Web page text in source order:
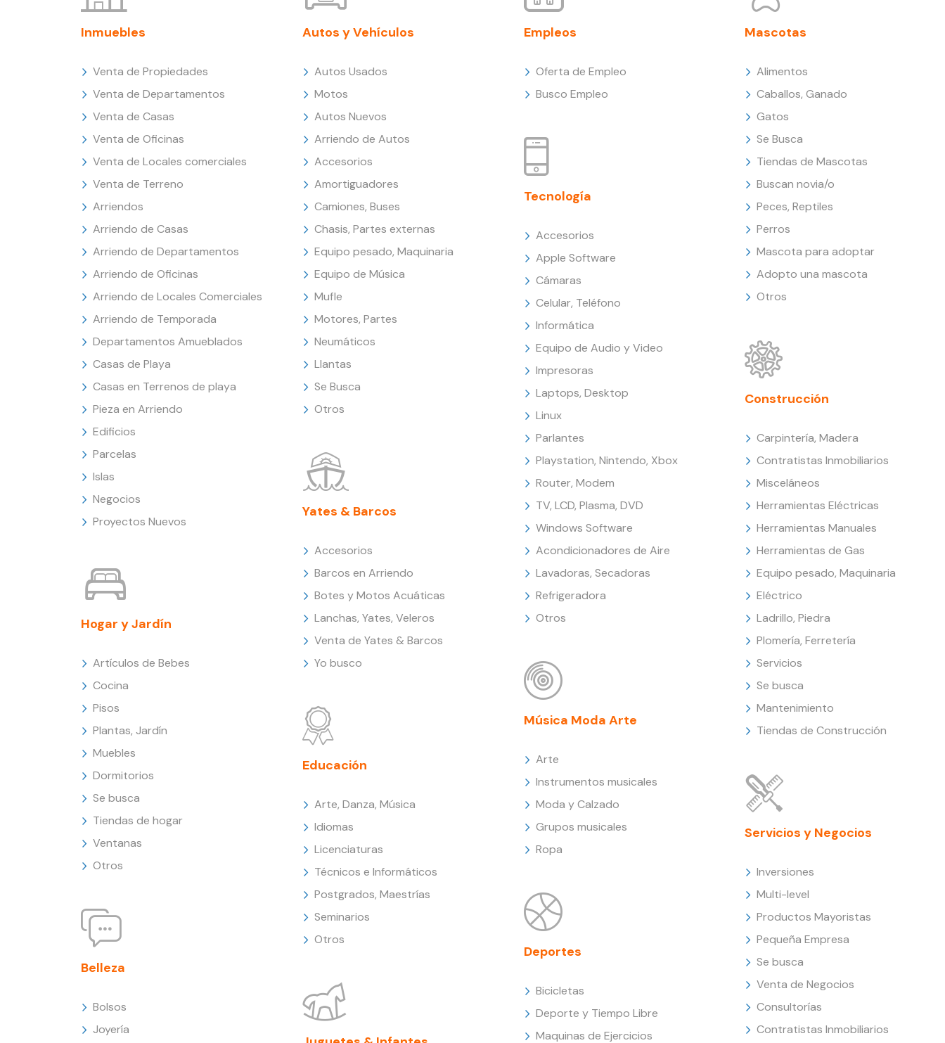
Inmuebles
Venta de Propiedades
Venta de Departamentos
Venta de Casas
Venta de Oficinas
Venta de Locales comerciales
Venta de Terreno
Arriendos
Arriendo de Casas
Arriendo de Departamentos
Arriendo de Oficinas
Arriendo de Locales Comerciales
Arriendo de Temporada
Departamentos Amueblados
Casas de Playa
Casas en Terrenos de playa
Pieza en Arriendo
Edificios
Parcelas
Islas
Negocios
Proyectos Nuevos
Hogar y Jardín
Artículos de Bebes
Cocina
Pisos
Plantas, Jardín
Muebles
Dormitorios
Se busca
Tiendas de hogar
Ventanas
Otros
Belleza
Bolsos
Joyería
Autos y Vehículos
Autos Usados
Motos
Autos Nuevos
Arriendo de Autos
Accesorios
Amortiguadores
Camiones, Buses
Chasis, Partes externas
Equipo pesado, Maquinaria
Equipo de Música
Mufle
Motores, Partes
Neumáticos
Llantas
Se Busca
Otros
Yates & Barcos
Accesorios
Barcos en Arriendo
Botes y Motos Acuáticas
Lanchas, Yates, Veleros
Venta de Yates & Barcos
Yo busco
Educación
Arte, Danza, Música
Idiomas
Licenciaturas
Técnicos e Informáticos
Postgrados, Maestrías
Seminarios
Otros
Empleos
Oferta de Empleo
Busco Empleo
Tecnología
Accesorios
Apple Software
Cámaras
Celular, Teléfono
Informática
Equipo de Audio y Video
Impresoras
Laptops, Desktop
Linux
Parlantes
Playstation, Nintendo, Xbox
Router, Modem
TV, LCD, Plasma, DVD
Windows Software
Acondicionadores de Aire
Lavadoras, Secadoras
Refrigeradora
Otros
Música Moda Arte
Arte
Instrumentos musicales
Moda y Calzado
Grupos musicales
Ropa
Deportes
Bicicletas
Deporte y Tiempo Libre
Maquinas de Ejercicios
Mascotas
Alimentos
Caballos, Ganado
Gatos
Se Busca
Tiendas de Mascotas
Buscan novia/o
Peces, Reptiles
Perros
Mascota para adoptar
Adopto una mascota
Otros
Construcción
Carpintería, Madera
Contratistas Inmobiliarios
Misceláneos
Herramientas Eléctricas
Herramientas Manuales
Herramientas de Gas
Equipo pesado, Maquinaria
Eléctrico
Ladrillo, Piedra
Plomería, Ferretería
Servicios
Se busca
Mantenimiento
Tiendas de Construcción
Servicios y Negocios
Inversiones
Multi-level
Productos Mayoristas
Pequeña Empresa
Se busca
Venta de Negocios
Consultorías
Contratistas Inmobiliarios